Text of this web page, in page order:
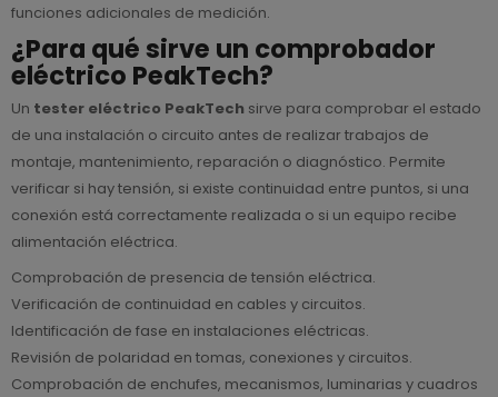
funciones adicionales de medición.
¿Para qué sirve un comprobador
eléctrico PeakTech?
Un tester eléctrico PeakTech sirve para comprobar el estado
de una instalación o circuito antes de realizar trabajos de
montaje, mantenimiento, reparación o diagnóstico. Permite
verificar si hay tensión, si existe continuidad entre puntos, si una
conexión está correctamente realizada o si un equipo recibe
alimentación eléctrica.
Comprobación de presencia de tensión eléctrica.
Verificación de continuidad en cables y circuitos.
Identificación de fase en instalaciones eléctricas.
Revisión de polaridad en tomas, conexiones y circuitos.
Comprobación de enchufes, mecanismos, luminarias y cuadros